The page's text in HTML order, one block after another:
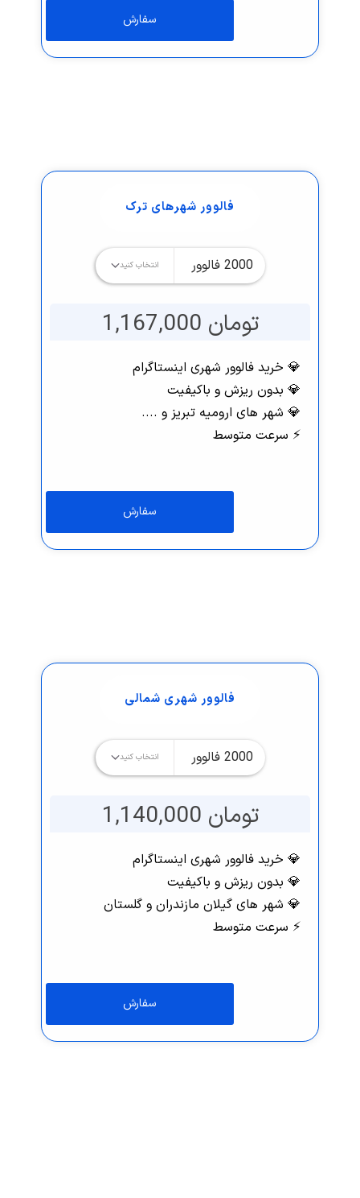
فالوور شهرهای ترک
تومان 1,167,000
💎 خرید فالوور شهری اینستاگرام
💎 بدون ریزش و باکیفیت
💎 شهر های ارومیه تبریز و ....
⚡️ سرعت متوسط
فالوور شهری شمالی
تومان 1,140,000
💎 خرید فالوور شهری اینستاگرام
💎 بدون ریزش و باکیفیت
💎 شهر های گیلان مازندران و گلستان
⚡️ سرعت متوسط